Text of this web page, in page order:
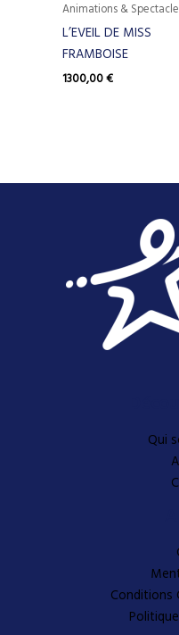
Animations &
L’EVEIL DE MISS
FRAMBOISE
1300,00€
Qui
Conditions